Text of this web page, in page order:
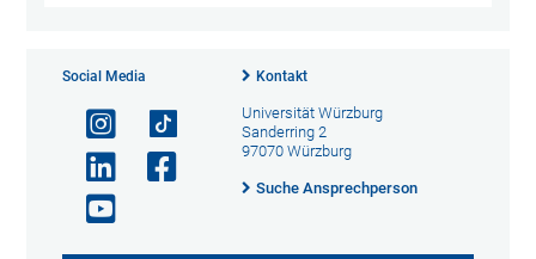
Social Media Kontakt
Universität Würzburg
Sanderring 2
97070 Würzburg
Suche Ansprechperson